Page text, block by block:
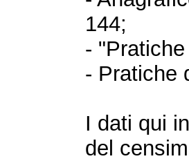
144;
-
- Pratiche
I dati qui
del